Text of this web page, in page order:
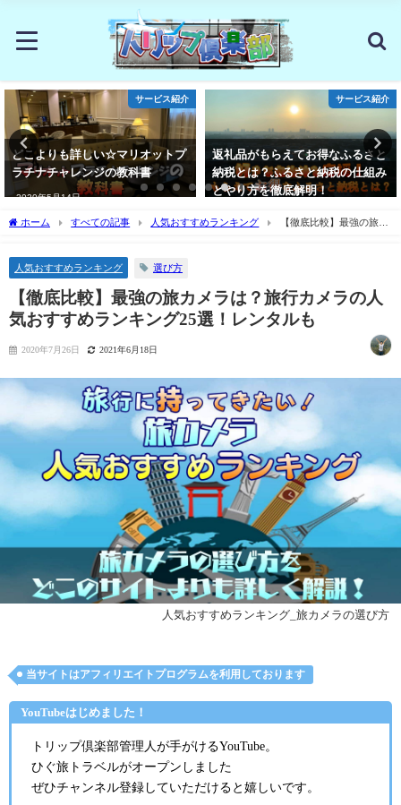
サービス紹介
どこよりも詳しい☆マリオットプ
ラチナチャレンジの教科書
2020年5月14日
サービス紹介
返礼品がもらえてお得なふるさと
納税とは？ふるさと納税の仕組み
とやり方を徹底解明！
ホーム すべての記事 人気おすすめランキング
【徹底比較】最強の旅カ
人気おすすめランキング 選び方
【徹底比較】最強の旅カメラは？旅行カメラの人
気おすすめランキング25選！レンタルも
2020年7月26日 2021年6月18日
人気おすすめランキング_旅カメラの選び方
当サイトはアフィリエイトプログラムを利用しております
YouTubeはじめました！
トリップ倶楽部管理人が手がけるYouTube。
ひぐ旅トラベルがオープンしました
ぜひチャンネル登録していただけると嬉しいです。